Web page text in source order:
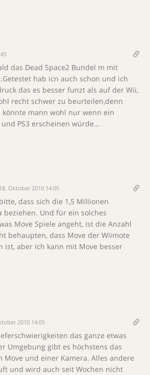
das Dead Space2 Bundel m mit
hab icn auch schon und ich
das es besser funzt als auf der Wii,
recht schwer zu beurteilen,denn
mann wohl nur wenn ein
PS3 erscheinen würde…
18. Oktober 2010 14:05
dass sich die 1,5 Millionen
beziehen. Und für ein solches
Move Spiele angeht, ist die Anzahl
behaupten, dass Move der Wiimote
ist, aber ich kann mit Move besser
2010 14:05
das ganze etwas
Umgebung gibt es höchstens das
Move und einer Kamera. Alles andere
und wird auch seit Wochen nicht